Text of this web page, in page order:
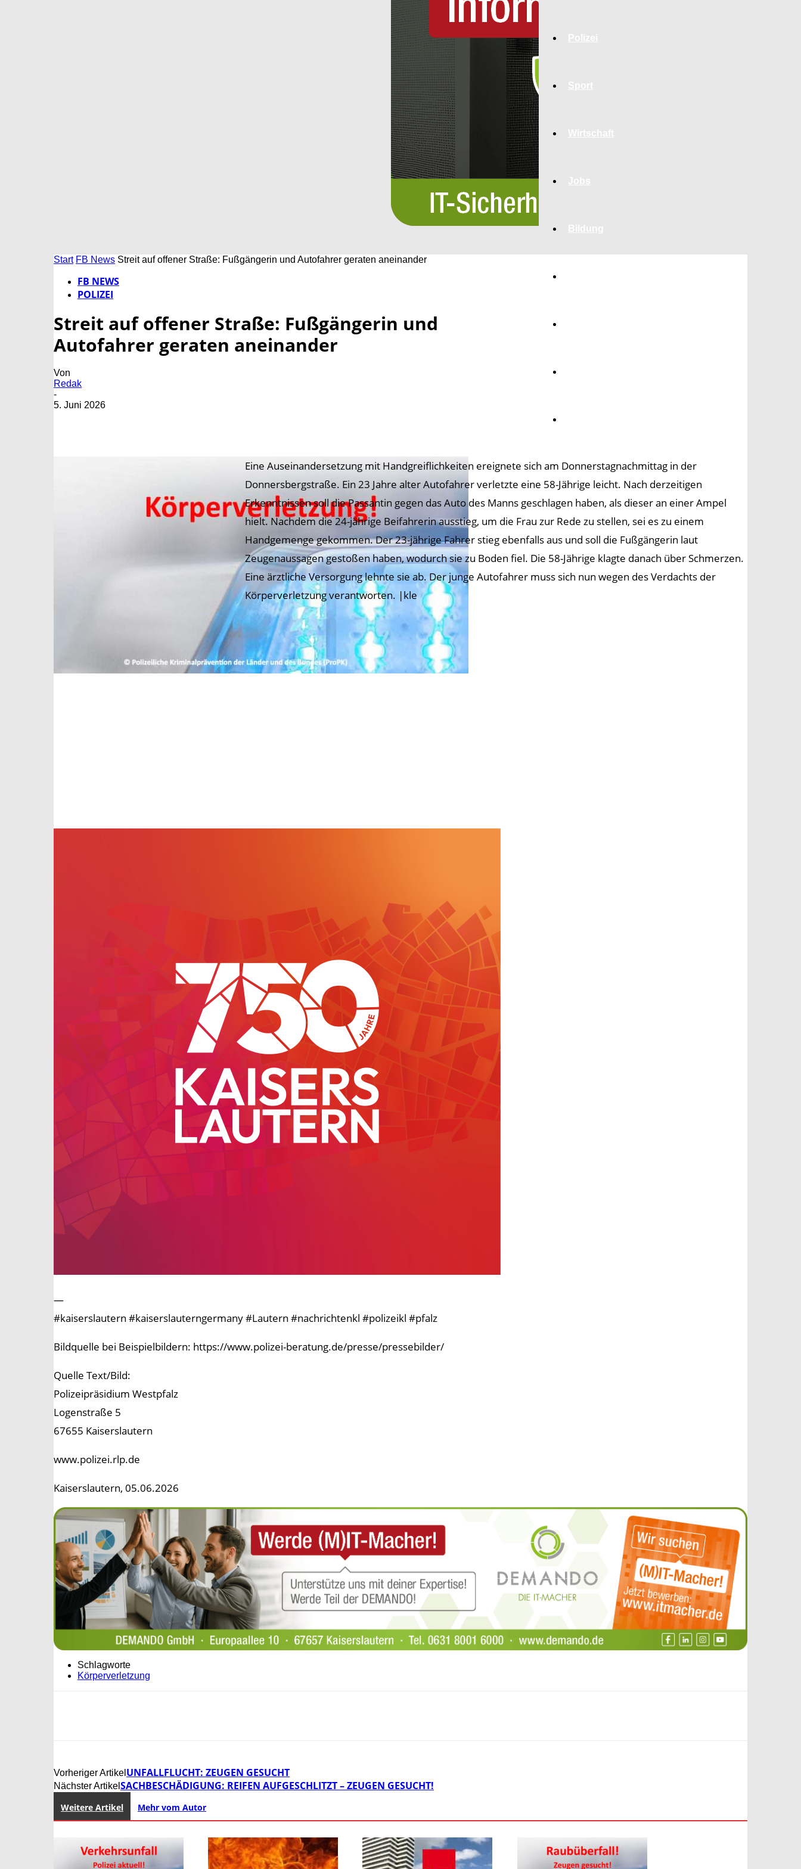
Start FB News Streit auf offener Straße: Fußgängerin und Autofahrer geraten aneinander
FB NEWS
POLIZEI
Streit auf offener Straße: Fußgängerin und
Autofahrer geraten aneinander
Von
Redak
-
5. Juni 2026
Eine Auseinandersetzung mit Handgreiflichkeiten ereignete sich am Donnerstagnachmittag in der
Donnersbergstraße. Ein 23 Jahre alter Autofahrer verletzte eine 58-Jährige leicht. Nach derzeitigen
Erkenntnissen soll die Passantin gegen das Auto des Manns geschlagen haben, als dieser an einer Ampel
hielt. Nachdem die 24-jährige Beifahrerin ausstieg, um die Frau zur Rede zu stellen, sei es zu einem
Handgemenge gekommen. Der 23-jährige Fahrer stieg ebenfalls aus und soll die Fußgängerin laut
Zeugenaussagen gestoßen haben, wodurch sie zu Boden fiel. Die 58-Jährige klagte danach über Schmerzen.
Eine ärztliche Versorgung lehnte sie ab. Der junge Autofahrer muss sich nun wegen des Verdachts der
Körperverletzung verantworten. |kle
—
#kaiserslautern #kaiserslauterngermany #Lautern #nachrichtenkl #polizeikl #pfalz
Bildquelle bei Beispielbildern: https://www.polizei-beratung.de/presse/pressebilder/
Quelle Text/Bild:
Polizeipräsidium Westpfalz
Logenstraße 5
67655 Kaiserslautern
www.polizei.rlp.de
Kaiserslautern, 05.06.2026
Schlagworte
Körperverletzung
Vorheriger Artikel UNFALLFLUCHT: ZEUGEN GESUCHT
Nächster Artikel SACHBESCHÄDIGUNG: REIFEN AUFGESCHLITZT – ZEUGEN GESUCHT!
Weitere Artikel Mehr vom Autor